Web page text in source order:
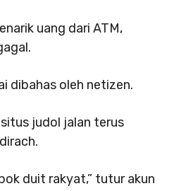
uang dari ATM,
dibahas oleh netizen.
judol jalan terus
duit rakyat,” tutur akun